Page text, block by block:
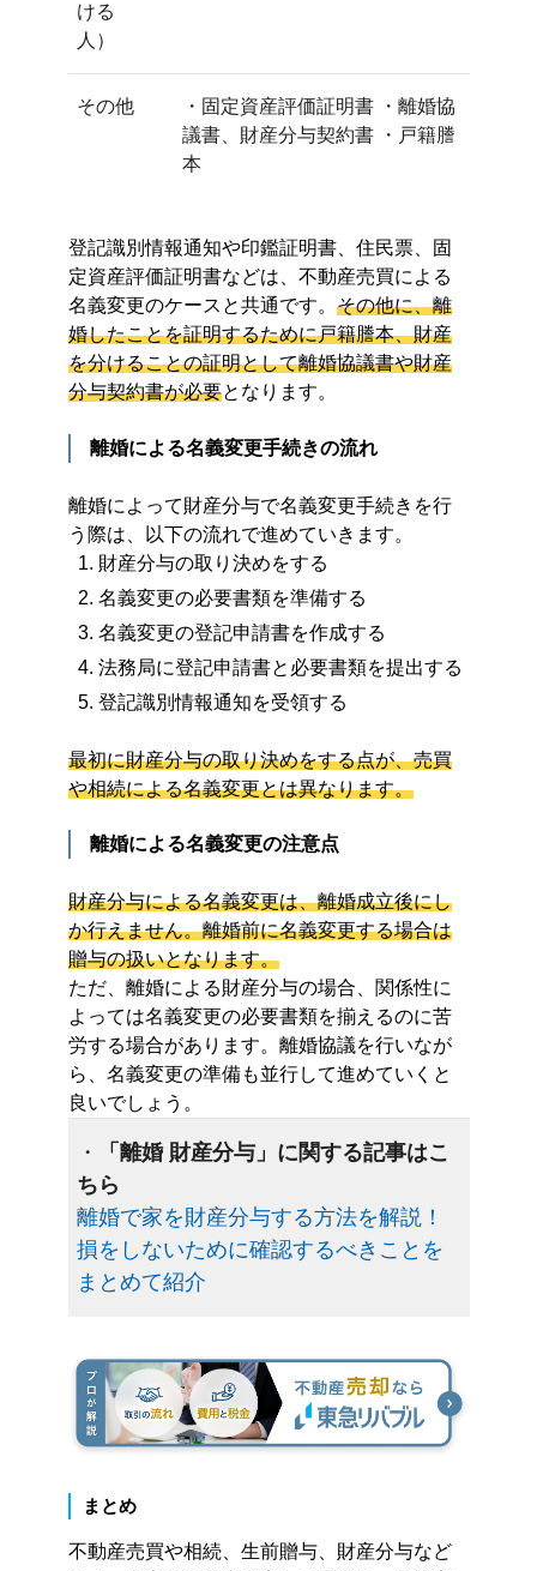
ける
人）
その他
・固定資産評価証明書 ・離婚協
議書、財産分与契約書 ・戸籍謄
本
登記識別情報通知や印鑑証明書、住民票、固
定資産評価証明書などは、不動産売買による
名義変更のケースと共通です。 その他に、離
婚したことを証明するために戸籍謄本、財産
を分けることの証明として離婚協議書や財産
分与契約書が必要となります。
離婚による名義変更手続きの流れ
離婚によって財産分与で名義変更手続きを行
う際は、以下の流れで進めていきます。
財産分与の取り決めをする
名義変更の必要書類を準備する
名義変更の登記申請書を作成する
法務局に登記申請書と必要書類を提出する
登記識別情報通知を受領する
最初に財産分与の取り決めをする点が、売買
や相続による名義変更とは異なります。
離婚による名義変更の注意点
財産分与による名義変更は、離婚成立後にし
か行えません。離婚前に名義変更する場合は
贈与の扱いとなります。
ただ、離婚による財産分与の場合、関係性に
よっては名義変更の必要書類を揃えるのに苦
労する場合があります。離婚協議を行いなが
ら、名義変更の準備も並行して進めていくと
良いでしょう。
・
「離婚 財産分与」に関する記事はこ
ちら
離婚で家を財産分与する方法を解説！
損をしないために確認するべきことを
まとめて紹介
まとめ
不動産売買や相続、生前贈与、財産分与など